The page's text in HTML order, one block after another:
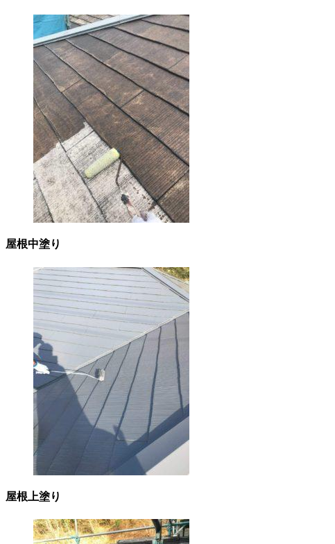
屋根中塗り
屋根上塗り